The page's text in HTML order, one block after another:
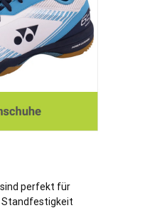
perfekt für
Standfestigkeit